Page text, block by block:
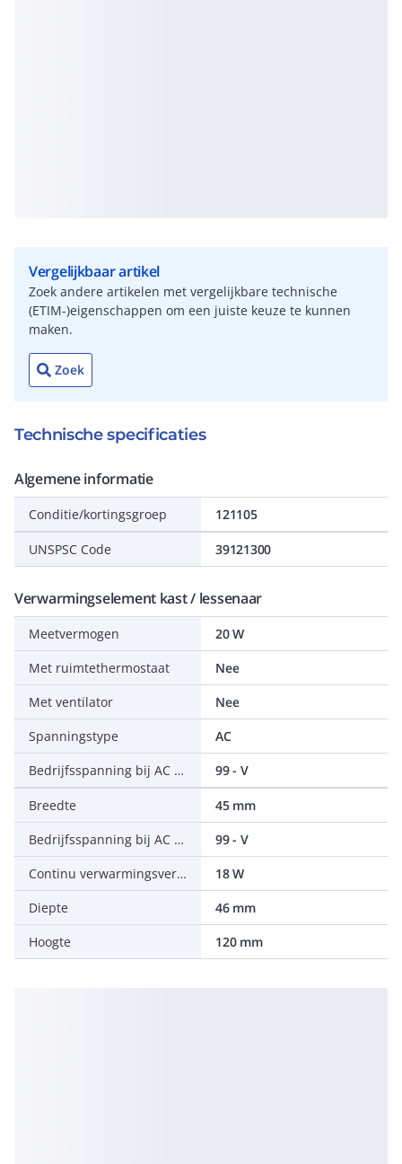
Vergelijkbaar artikel
Zoek andere artikelen met vergelijkbare technische
(ETIM-)eigenschappen om een juiste keuze te kunnen
maken.
Zoek
Technische specificaties
Algemene informatie
Conditie/kortingsgroep 121105
UNSPSC Code 39121300
Verwarmingselement kast / lessenaar
Meetvermogen
20 W
Met ruimtethermostaat
Nee
Met ventilator
Nee
Spanningstype
AC
Bedrijfsspanning bij AC 60 Hz
99 - V
Breedte
45 mm
Bedrijfsspanning bij AC 50 Hz
99 - V
Continu verwarmingsvermogen bij 10°C
18 W
Diepte
46 mm
Hoogte
120 mm